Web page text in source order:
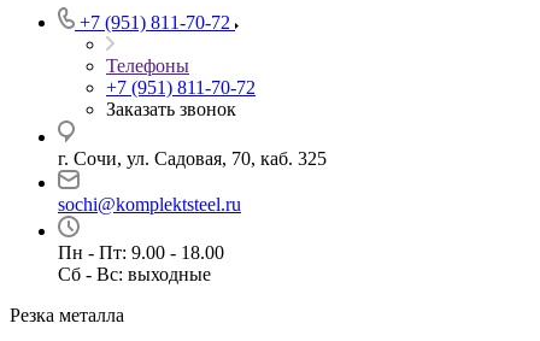
+7 (951) 811-70-72
Телефоны
+7 (951) 811-70-72
Заказать звонок
г. Сочи, ул. Садовая, 70, каб. 325
sochi@komplektsteel.ru
Пн - Пт: 9.00 - 18.00
Сб - Вс: выходные
Резка металла